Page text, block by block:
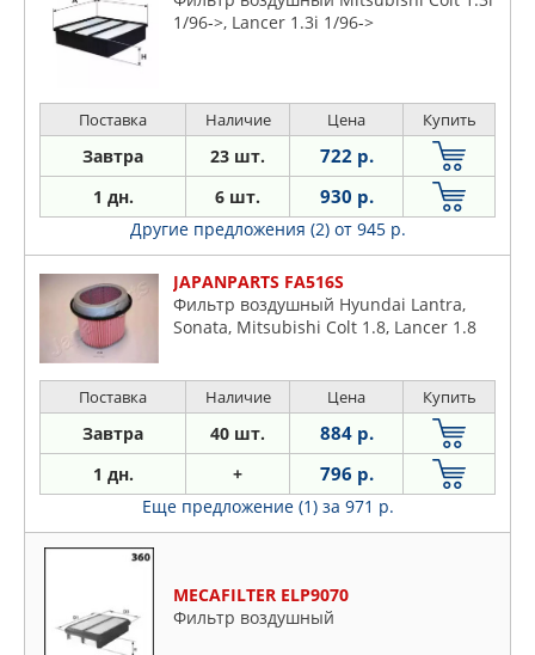
1/96->, Lancer 1.3i 1/96->
Поставка Наличие Цена Купить
Завтра 23 шт. 722 р.
1 дн. 6 шт. 930 р.
Другие предложения (2) от 945 р.
JAPANPARTS FA516S
Фильтр воздушный Hyundai Lantra,
Sonata, Mitsubishi Colt 1.8, Lancer 1.8
Поставка Наличие Цена Купить
Завтра 40 шт. 884 р.
1 дн. + 796 р.
Еще предложение (1) за 971 р.
MECAFILTER ELP9070
Фильтр воздушный